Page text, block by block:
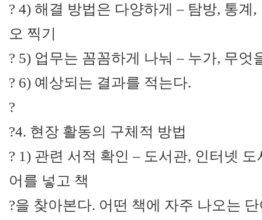
? 4) 해결 방법은 다양하게 – 탐방, 통계
오 찍기
? 5) 업무는 꼼꼼하게 나눠 – 누가, 무엇
? 6) 예상되는 결과를 적는다.
?
?4. 현장 활동의 구체적 방법
? 1) 관련 서적 확인 – 도서관, 인터넷
어를 넣고 책
?을 찾아본다. 어떤 책에 자주 나오는